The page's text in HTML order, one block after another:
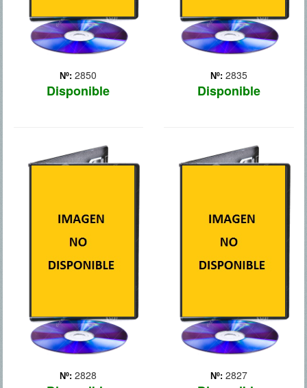
Nº: 2850
Disponible
Nº: 2835
Disponible
Nº: 2828
Un grupo de ancianos
ingleses deciden disfrutar
Bangalore, una exótica
población de la India, pero
las diferencias culturales
pronto se pondrán de
Nº: 2827
En esta tercera entrega de
guarda del museo Larry
Daley, interpretado de
nuevo por Ben Stiller,
emprenderá una aventura